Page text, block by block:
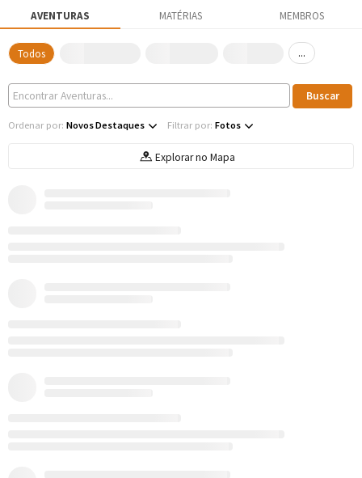
AVENTURAS MATÉRIAS MEMBROS
Todos ...
Ordenar por: Novos Destaques Filtrar por: Fotos
Explorar no Mapa